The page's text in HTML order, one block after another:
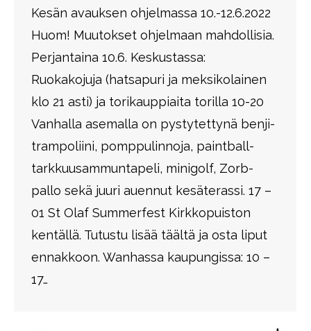
Kesän avauksen ohjelmassa 10.-12.6.2022
Huom! Muutokset ohjelmaan mahdollisia.
Perjantaina 10.6. Keskustassa:
Ruokakojuja (hatsapuri ja meksikolainen
klo 21 asti) ja torikauppiaita torilla 10-20
Vanhalla asemalla on pystytettynä benji-
trampoliini, pomppulinnoja, paintball-
tarkkuusammuntapeli, minigolf, Zorb-
pallo sekä juuri auennut kesäterassi. 17 –
01 St Olaf Summerfest Kirkkopuiston
kentällä. Tutustu lisää täältä ja osta liput
ennakkoon. Wanhassa kaupungissa: 10 –
17…